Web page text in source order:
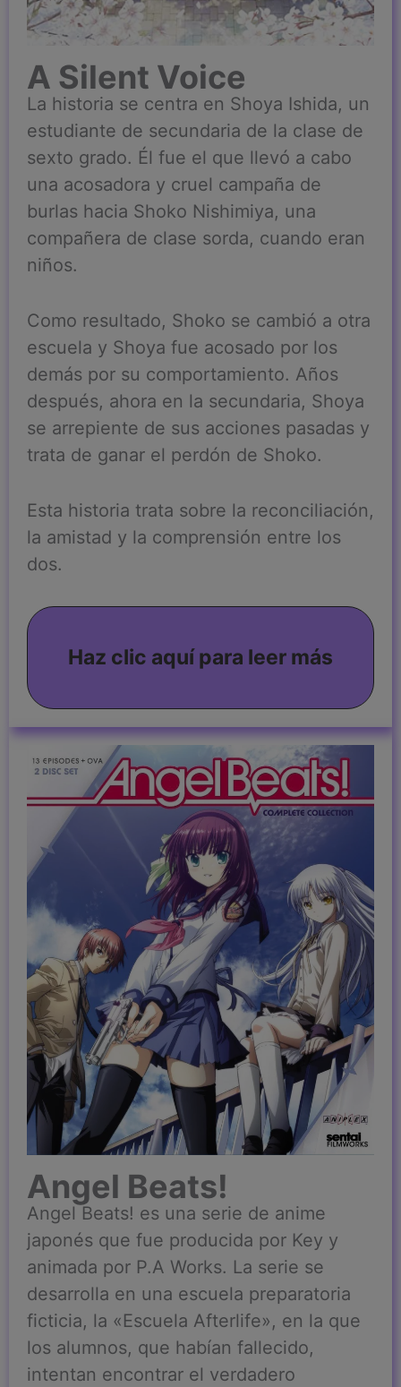
A Silent Voice
La historia se centra en Shoya Ishida, un
estudiante de secundaria de la clase de
sexto grado. Él fue el que llevó a cabo
una acosadora y cruel campaña de
burlas hacia Shoko Nishimiya, una
compañera de clase sorda, cuando eran
niños.
Como resultado, Shoko se cambió a otra
escuela y Shoya fue acosado por los
demás por su comportamiento. Años
después, ahora en la secundaria, Shoya
se arrepiente de sus acciones pasadas y
trata de ganar el perdón de Shoko.
Esta historia trata sobre la reconciliación,
la amistad y la comprensión entre los
dos.
Haz clic aquí para leer más
Angel Beats!
Angel Beats! es una serie de anime
japonés que fue producida por Key y
animada por P.A Works. La serie se
desarrolla en una escuela preparatoria
ficticia, la «Escuela Afterlife», en la que
los alumnos, que habían fallecido,
intentan encontrar el verdadero